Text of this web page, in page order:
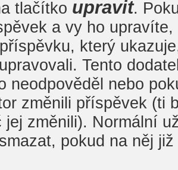
tlačítko upravit.
a vy ho
který
Tento
neodpověděl nebo
změnili příspěvek (ti
jej změnili). Normální
pokud na něj